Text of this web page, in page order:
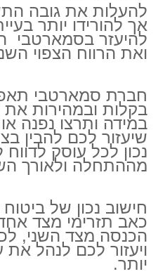
להעלות את גובה
אך להורידו יותר
להיעזר בסמארטבי
ואת הרווח הצפוי
חברת סמארטבי
בקלות ובמהירות
במידה ותרצו נפנה
שיעזור לכם להבין
נכון לכל עוסק
מההתחלה ולאורך
חישוב נכון של
כאב תזרימי מצד
הכנסה מצד השני,
ויעזור לכם לנהל
יותר.